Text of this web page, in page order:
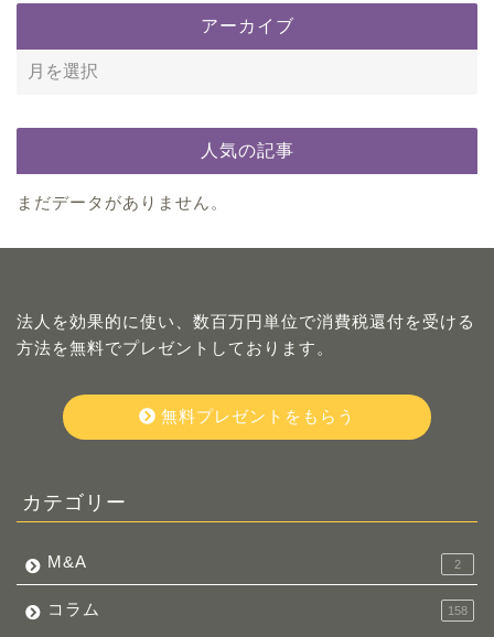
アーカイブ
人気の記事
まだデータがありません。
法人を効果的に使い、数百万円単位で消費税還付を受ける
方法を無料でプレゼントしております。
無料プレゼントをもらう
カテゴリー
M&A 2
コラム 158